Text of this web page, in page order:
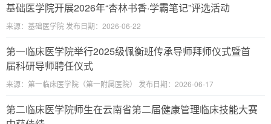
基础医学院开展2026年“杏林书香·学霸笔记”评选活动
来源：基础医学院 发布日期：2026-06-22
第一临床医学院举行2025级佩衡班传承导师拜师仪式暨首
届科研导师聘任仪式
来源：第一临床医学院（第一附属医院） 发布日期：2026-06-17
第二临床医学院师生在云南省第二届健康管理临床技能大赛